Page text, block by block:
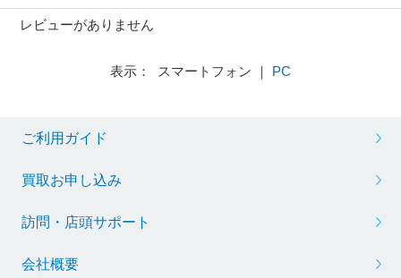
レビューがありません
表示： スマートフォン ｜ PC
ご利用ガイド
買取お申し込み
訪問・店頭サポート
会社概要